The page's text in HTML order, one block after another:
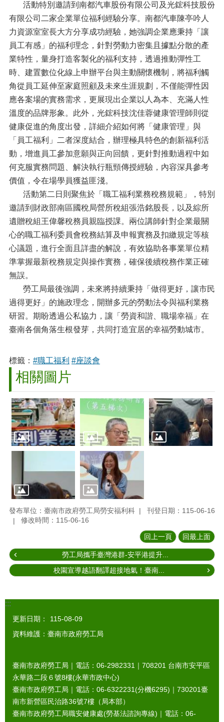
活動特別邀請到南都汽車股份有限公司及光鋐科技股份
有限公司二家企業單位福利經驗分享。南都汽車陳亭吟人
力資源室室長大方分享成功經驗，她強調企業應秉持「讓
員工有感」的福利理念，針對勞動力密集且據點分散的產
業特性，量身打造客製化的福利支持，透過推動彈性工
時、建置數位化線上申辦平台與主動關懷機制，將福利觸
角從員工延伸至家庭照顧及未來生涯規劃，不僅能彈性因
應各案場的實務需求，更展現出企業以人為本、充滿人性
溫度的品牌形象。此外，光鋐科技沈佳蓉健康管理師則從
健康促進的角度出發，詳細介紹如何將「健康管理」與
「員工福利」二者深度結合，辦理極具特色的創新福利活
動，增進員工參加意願與正向回饋，更針對推動過程中如
何克服實務問題、解決執行瓶頸傳授經驗，內容深具參考
價值，令在場學員獲益匪淺。
活動第二日則聚焦於「職工福利業務稅務規範」，特別
邀請到財政部南區國稅局營所稅組張浩銘股長，以及綜所
遺贈稅組王偉馨稅務員親臨授課。兩位講師針對企業最關
心的職工福利委員會稅務結算及申報實務及扣繳規定等核
心議題，進行全面且詳盡的解說，有效協助各事業單位精
準掌握最新稅務規定與操作實務，確保後續稅務作業正確
無誤。
勞工局最後強調，未來將持續秉持「做得更好，讓市民
過得更好」的施政理念，開辦多元的勞動法令與福利業務
研習。期盼透過公私協力，讓「勞資和諧、職場幸福」在
臺南各個角落生根發芽，共同打造宜居的幸福勞動城市。
標籤： #職工福利 #座談會
相關圖片
發布單位：臺南市政府勞工局勞安福利科
刊登日期：115-06-16
修改時間：115-06-16
回上一頁 回最上面
勞工局攜手臺灣港群-安平港提升...
校園宣導越語翻譯超接地氣！臺南...
:::
更新日期：
115-08-09
資料維護：臺南市政府勞工局
臺南市政府勞工局｜電話：06-2982331｜ 708201 台南市安平區
永華路二段６號8樓(永華市政中心)
臺南市政府勞工局｜電話：06-6322231(分機6295)｜ 730201臺
南市新營區民治路36號7樓（局本部）
臺南市政府勞工局職安健康處(勞基法諮詢專線)｜電話：06-